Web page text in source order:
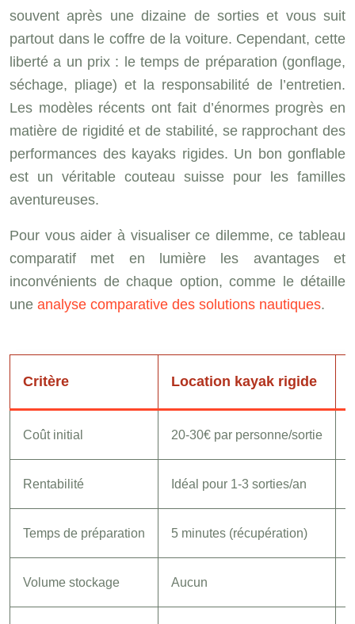
souvent après une dizaine de sorties et vous suit
partout dans le coffre de la voiture. Cependant, cette
liberté a un prix : le temps de préparation (gonflage,
séchage, pliage) et la responsabilité de l’entretien.
Les modèles récents ont fait d’énormes progrès en
matière de rigidité et de stabilité, se rapprochant des
performances des kayaks rigides. Un bon gonflable
est un véritable couteau suisse pour les familles
aventureuses.
Pour vous aider à visualiser ce dilemme, ce tableau
comparatif met en lumière les avantages et
inconvénients de chaque option, comme le détaille
une analyse comparative des solutions nautiques.
Critère Location kayak rigide
Coût initial 20-30€ par personne/sortie
Rentabilité Idéal pour 1-3 sorties/an
Temps de préparation 5 minutes (récupération)
Volume stockage Aucun